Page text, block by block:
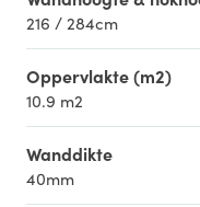
216 / 284cm
Oppervlakte (m2)
10.9 m2
Wanddikte
40mm